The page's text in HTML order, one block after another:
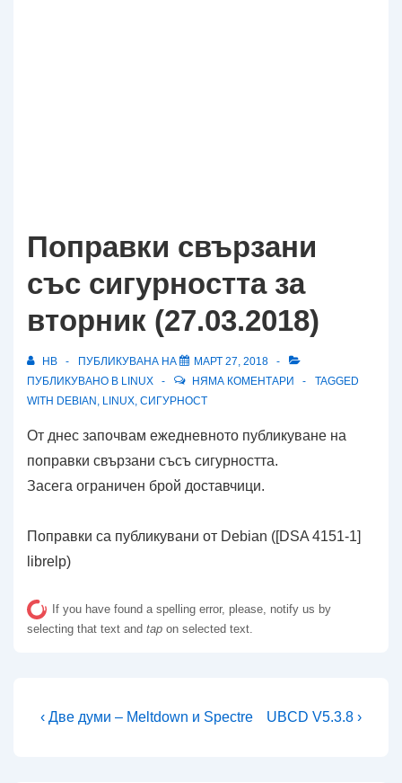
Поправки свързани
със сигурността за
вторник (27.03.2018)
HB ПУБЛИКУВАНА НА
МАРТ 27, 2018
ПУБЛИКУВАНО В LINUX НЯМА КОМЕНТАРИ
TAGGED
WITH DEBIAN , LINUX, СИГУРНОСТ
От днес започвам ежедневното публикуване на
поправки свързани съсъ сигурността.
Засега ограничен брой доставчици.
Поправки са публикувани от Debian ([DSA 4151-1]
librelp)
If you have found a spelling error, please, notify us by
selecting that text and tap on selected text.
Навигация
Предишна
‹ Две думи – Meltdown и Spectre
Следваща
UBCD V5.3.8 ›